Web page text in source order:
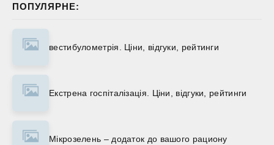
ПОПУЛЯРНЕ:
вестибулометрія. Ціни, відгуки, рейтинги
Екстрена госпіталізація. Ціни, відгуки, рейтинги
Мікрозелень – додаток до вашого рациону